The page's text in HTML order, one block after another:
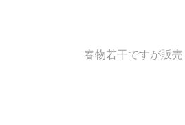
春物若干ですが販売